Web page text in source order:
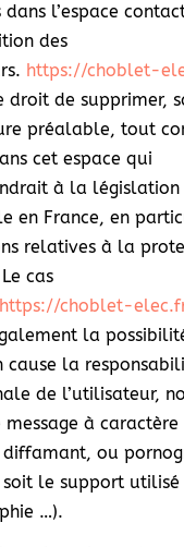
dans l’espace
des
https://choblet-
droit de supprimer,
préalable, tout
cet espace qui
à la législation
en France, en
relatives à la
cas
https://choblet-
la
cause la
de l’utilisateur,
message à caractère
diffamant, ou
le support utilisé
…).